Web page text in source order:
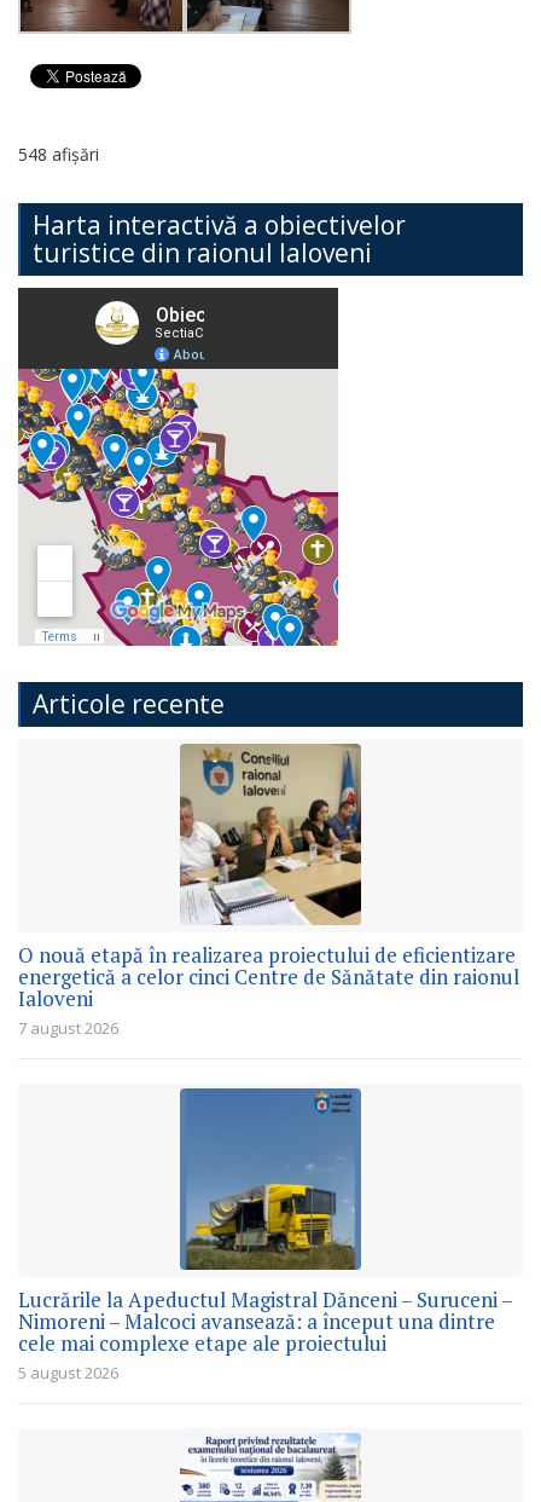
548 afișări
Harta interactivă a obiectivelor
turistice din raionul Ialoveni
Articole recente
O nouă etapă în realizarea proiectului de eficientizare
energetică a celor cinci Centre de Sănătate din raionul
Ialoveni
7 august 2026
Lucrările la Apeductul Magistral Dănceni – Suruceni –
Nimoreni – Malcoci avansează: a început una dintre
cele mai complexe etape ale proiectului
5 august 2026